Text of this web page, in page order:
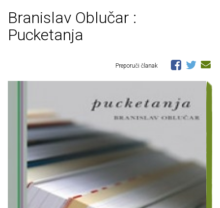
Branislav Oblučar :
Pucketanja
Preporuči članak